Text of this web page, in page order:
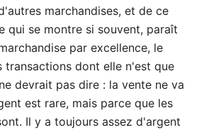
marchandises, et de ce
qui se montre si souvent, paraît
par excellence, le
transactions dont elle n'est que
devrait pas dire : la vente ne va
est rare, mais parce que les
Il y a toujours assez d'argent